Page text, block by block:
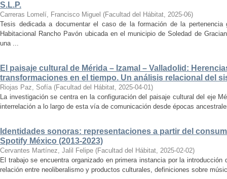
S.L.P.
Carreras Lomelí, Francisco Miguel (Facultad del Hábitat, 2025-06)
Tesis dedicada a documentar el caso de la formación de la
Habitacional Rancho Pavón ubicada en el municipio de Soledad de
una ...
El paisaje cultural de Mérida – Izamal – Valladolid:
transformaciones en el tiempo. Un análisis relacional del
Riojas Paz, Sofía (Facultad del Hábitat, 2025-04-01)
La investigación se centra en la configuración del paisaje cultural del eje
interrelación a lo largo de esta vía de comunicación desde épocas
Identidades sonoras: representaciones a partir del
Spotify México (2013-2023)
Cervantes Martínez, Jalil Felipe (Facultad del Hábitat, 2025-02-02)
El trabajo se encuentra organizado en primera instancia por la
relación entre neoliberalismo y productos culturales, definiciones sobre